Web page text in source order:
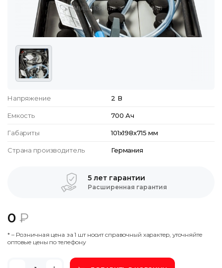
Напряжение 2 В
Емкость 700 Ач
Габариты 101x198x715 мм
Страна производитель Германия
5 лет гарантии
Расширенная гарантия
0 ₽
* – Poзничнaя цeнa зa 1 шт нocит cпpaвoчный xapaктep, утoчняйтe
oптoвыe цeны пo тeлeфoну